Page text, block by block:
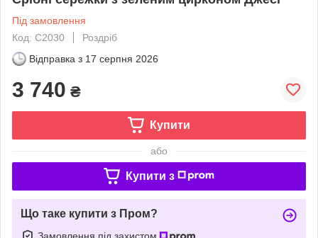
Під замовлення
Код: С2030
Роздріб
Відправка з 17 серпня 2026
3 740 ₴
Купити
або
Купити з
Що таке купити з Пром?
Замовлення під захистом